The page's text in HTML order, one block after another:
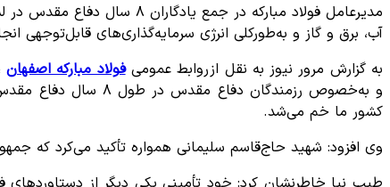
آب، برق و گاز و به‌طورکلی انرژی سرمایه‌گذاری‌های قابل‌توجهی
به گزارش مرور نیوز به نقل از روابط عمومیفولاد مبارکه اصفهان
و به‌خصوص
کشور ما خم می‌شد.
وی افزود: شهید حاج‌قاسم سلیمانی همواره تأکید می‌کرد که